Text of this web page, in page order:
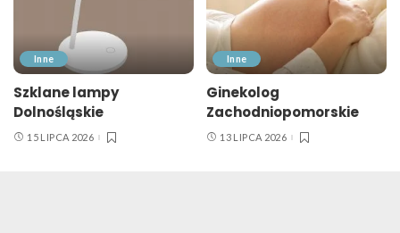
Inne
Szklane lampy
Dolnośląskie
15 LIPCA 2026
Inne
Ginekolog
Zachodniopomorskie
13 LIPCA 2026